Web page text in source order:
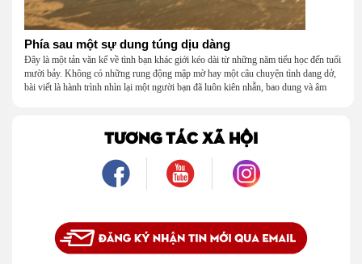
Phía sau một sự dung túng dịu dàng
Đây là một tản văn kể về tình bạn khác giới kéo dài từ những năm tiểu học đến tuổi
mười bảy. Không có những rung động mập mờ hay một câu chuyện tình dang dở,
bài viết là hành trình nhìn lại một người bạn đã luôn kiên nhẫn, bao dung và âm
là một mối tình, mà là một người luôn cho tôi quyền được là chính mình.
TƯƠNG TÁC XÃ HỘI